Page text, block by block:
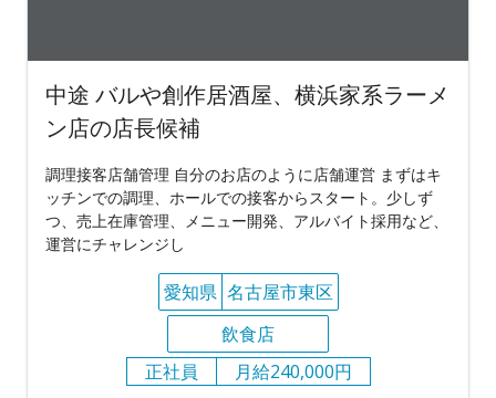
中途 バルや創作居酒屋、横浜家系ラーメ
ン店の店長候補
調理接客店舗管理 自分のお店のように店舗運営 まずはキ
ッチンでの調理、ホールでの接客からスタート。少しず
つ、売上在庫管理、メニュー開発、アルバイト採用など、
運営にチャレンジし
愛知県 名古屋市東区
飲食店
正社員
月給240,000円